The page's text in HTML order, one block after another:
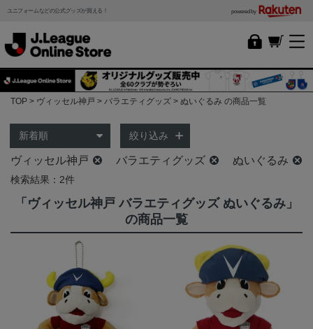
ユニフォームなどの公式グッズが買える！ powered by
TOP ヴィッセル神戸 バラエティグッズ ぬいぐるみ の商品一覧
絞り込み
ヴィッセル神戸 バラエティグッズ ぬいぐるみ
検索結果：2件
「ヴィッセル神戸 バラエティグッズ ぬいぐるみ」
の商品一覧